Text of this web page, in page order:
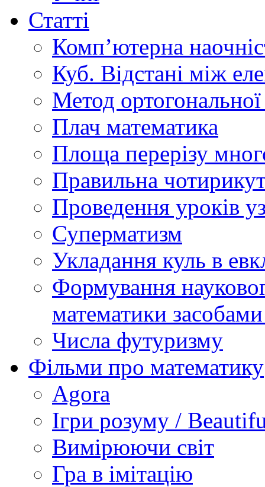
Статті
Комп’ютерна
Куб. Відстані між
Метод ортогональної
Плач математика
Площа перерізу
Правильна
Проведення уроків
Суперматизм
Укладання куль в
Формування
математики
Числа футуризму
Фільми про математику
Agora
Ігри розуму /
Вимірюючи світ
Гра в імітацію